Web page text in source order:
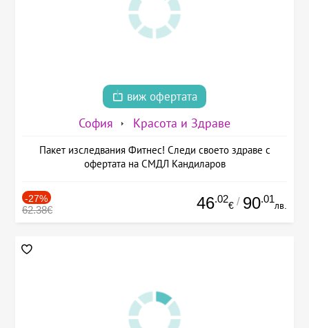
виж офертата
София Красота и Здраве
Пакет изследвания Фитнес! Следи своето здраве с
офертата на СМДЛ Кандиларов
-27%
62.38€ 46.02
€ / 90.01
лв.